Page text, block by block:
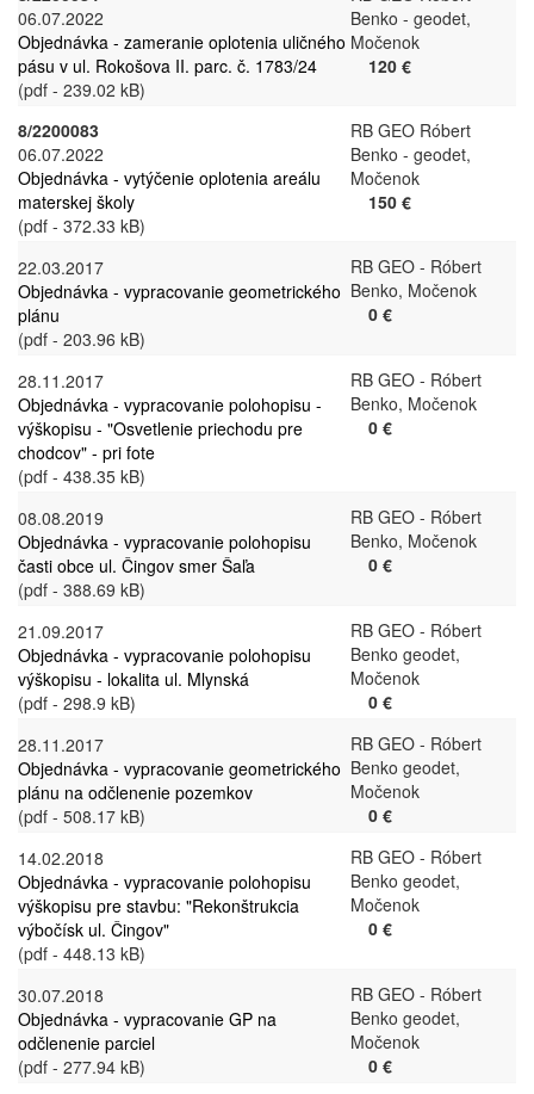
06.07.2022
Objednávka - zameranie oplotenia uličného
pásu v ul. Rokošova II. parc. č. 1783/24
(pdf - 239.02 kB)
Benko - geodet,
Močenok
120 €
8/2200083
06.07.2022
Objednávka - vytýčenie oplotenia areálu
materskej školy
(pdf - 372.33 kB)
RB GEO Róbert
Benko - geodet,
Močenok
150 €
22.03.2017
Objednávka - vypracovanie geometrického
plánu
(pdf - 203.96 kB)
RB GEO - Róbert
Benko, Močenok
0 €
28.11.2017
Objednávka - vypracovanie polohopisu -
výškopisu - "Osvetlenie priechodu pre
chodcov" - pri fote
(pdf - 438.35 kB)
RB GEO - Róbert
Benko, Močenok
0 €
08.08.2019
Objednávka - vypracovanie polohopisu
časti obce ul. Čingov smer Šaľa
(pdf - 388.69 kB)
RB GEO - Róbert
Benko, Močenok
0 €
21.09.2017
Objednávka - vypracovanie polohopisu
výškopisu - lokalita ul. Mlynská
(pdf - 298.9 kB)
RB GEO - Róbert
Benko geodet,
Močenok
0 €
28.11.2017
Objednávka - vypracovanie geometrického
plánu na odčlenenie pozemkov
(pdf - 508.17 kB)
RB GEO - Róbert
Benko geodet,
Močenok
0 €
14.02.2018
Objednávka - vypracovanie polohopisu
výškopisu pre stavbu: "Rekonštrukcia
výbočísk ul. Čingov"
(pdf - 448.13 kB)
RB GEO - Róbert
Benko geodet,
Močenok
0 €
30.07.2018
Objednávka - vypracovanie GP na
odčlenenie parciel
(pdf - 277.94 kB)
RB GEO - Róbert
Benko geodet,
Močenok
0 €